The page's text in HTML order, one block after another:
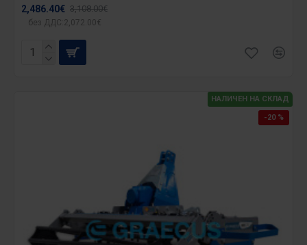
2,486.40€ 3,108.00€
без ДДС:2,072.00€
НАЛИЧЕН НА СКЛАД
-20 %